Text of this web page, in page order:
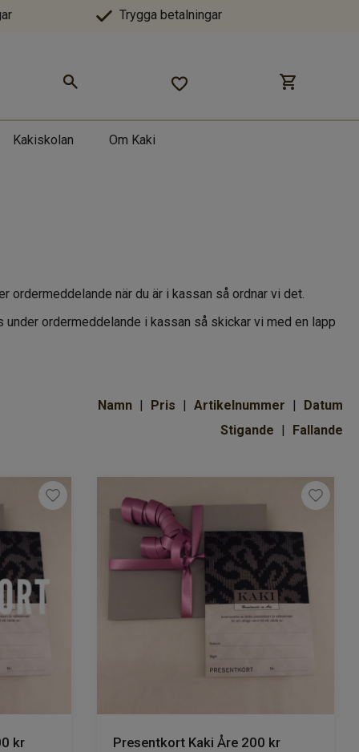
Trygga betalningar
Kakiskolan Om Kaki
när du är i kassan så ordnar vi det.
ordermeddelande i kassan så skickar vi med en lapp
Namn Pris Artikelnummer
Datum
Stigande
Fallande
kr Presentkort Kaki Åre 200 kr